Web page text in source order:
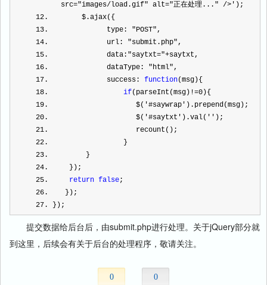
src="images/load.gif" alt="正在处理..." /> '
12.        $.ajax({
13.              type: "POST",
14.              url: "submit.php",
15.              data: "saytxt="+saytxt,
16.              dataType: "html",
17.              success: function
18. if(parseInt(msg) !=0
19.                     $( '#saywrap '
20.                     $( '#saytxt ' ).val( ''
21.                     recount();
22.                  }
23.         }
24.     });
25. return false;
26.    });
27. });
提交数据给后台后，由submit.php进行处理。关于jQuery部分就
到这里，后续会有关于后台的处理程序，敬请关注。
0 0